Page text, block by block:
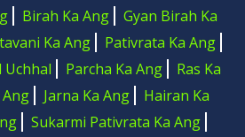
Birah Ka Ang
Gyan Birah Ka
Ka Ang
Pativrata Ka Ang
Uchhal
Parcha Ka Ang
Ras Ka
Jarna Ka Ang
Hairan Ka
Sukarmi Pativrata Ka Ang